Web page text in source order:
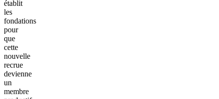
établit
les
fondations
pour
que
cette
nouvelle
recrue
devienne
un
membre